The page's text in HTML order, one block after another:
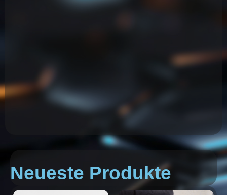
Neueste Produkte